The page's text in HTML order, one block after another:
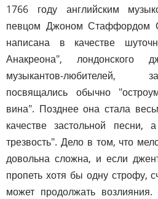
1766 году английским
певцом Джоном Стаффордом
написана в качестве
Анакреона", лондонского
музыкантов-любителей,
посвящались обычно
вина". Позднее она стала
качестве застольной
трезвость". Дело в том, что
довольна сложна, и если
пропеть хотя бы одну строфу,
может продолжать